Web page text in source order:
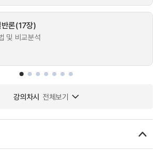
론(17장)
및 비교분석
강의차시 전체보기